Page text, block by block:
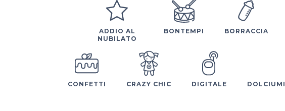
ADDIO AL
NUBILATO
BONTEMPI BORRACCIA
CONFETTI CRAZY CHIC DIGITALE DOLCIUMI